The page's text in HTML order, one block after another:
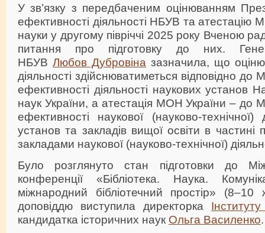
У зв’язку з передбаченим оцінюванням
ефективності діяльності НБУВ та атестацію
науки у другому півріччі 2025 року Вченою
питання про підготовку до них.
НБУВ Любов Дубровіна зазначила, що
діяльності здійснюватиметься відповідно до
ефективності діяльності наукових установ
наук України, а атестація МОН України – до
ефективності наукової (науково-технічної)
установ та закладів вищої освіти в
закладами наукової (науково-технічної)
Було розглянуто стан підготовки до
конференції «Бібліотека. Наука.
міжнародний бібліотечний простір»
доповіддю виступила директорка
кандидатка історичних наук Ольга Василенко.